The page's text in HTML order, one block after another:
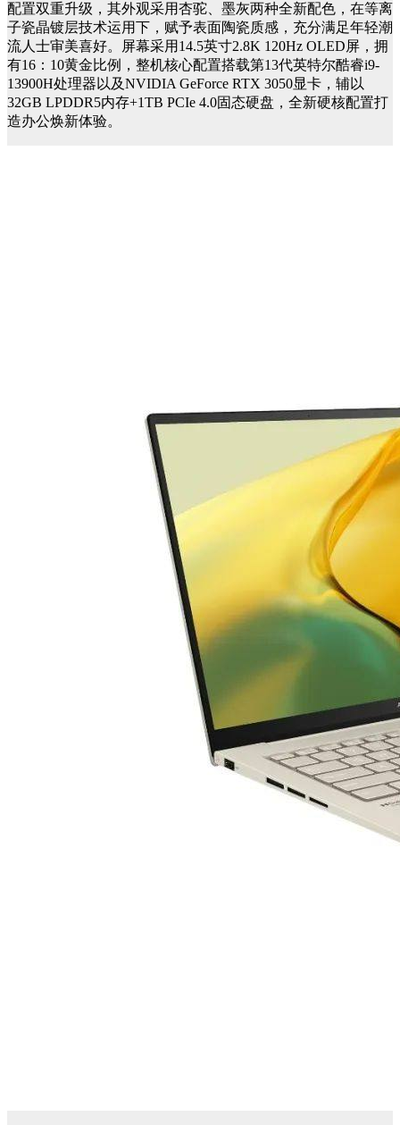
配置双重升级，其外观采用杏驼、墨灰两种全新配色，在等离
子瓷晶镀层技术运用下，赋予表面陶瓷质感，充分满足年轻潮
流人士审美喜好。屏幕采用14.5英寸2.8K 120Hz OLED屏，拥
有16：10黄金比例，整机核心配置搭载第13代英特尔酷睿i9-
13900H处理器以及NVIDIA GeForce RTX 3050显卡，辅以
32GB LPDDR5内存+1TB PCIe 4.0固态硬盘，全新硬核配置打
造办公焕新体验。